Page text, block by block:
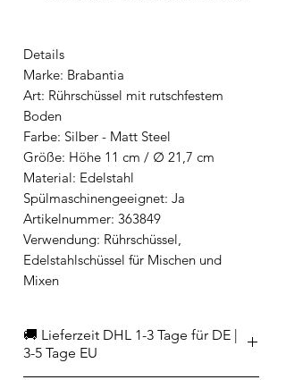
Details
Marke: Brabantia
Art: Rührschüssel mit rutschfestem
Boden
Farbe: Silber - Matt Steel
Größe: Höhe 11 cm / ∅ 21,7 cm
Material: Edelstahl
Spülmaschinengeeignet: Ja
Artikelnummer: 363849
Verwendung: Rührschüssel,
Edelstahlschüssel für Mischen und
Mixen
🚚 Lieferzeit DHL 1-3 Tage für DE |
3-5 Tage EU